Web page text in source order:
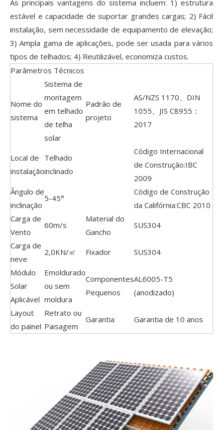
As principais vantagens do sistema incluem: 1) estrutura
estável e capacidade de suportar grandes cargas; 2) Fácil
instalação, sem necessidade de equipamento de elevação;
3) Ampla gama de aplicações, pode ser usada para vários
tipos de telhados; 4) Reutilizável, economiza custos.
Parâmetros Técnicos
Nome do
sistema
Sistema de
montagem
em telhado
de telha
solar
Padrão de
projeto
AS/NZS 1170、DIN
1055、JIS C8955：
2017
Local de
instalação
Telhado
inclinado
Código Internacional
de Construção:IBC
2009
Ângulo de
inclinação
5-45°
Código de Construção
da Califórnia:CBC 2010
Carga de
Vento
60m/s
Material do
Gancho
SUS304
Carga de
neve
2,0KN/㎡ Fixador SUS304
Módulo
Solar
Aplicável
Emoldurado
ou sem
moldura
Componentes
Pequenos
AL6005-T5
(anodizado)
Layout
do painel
Retrato ou
Paisagem
Garantia Garantia de 10 anos